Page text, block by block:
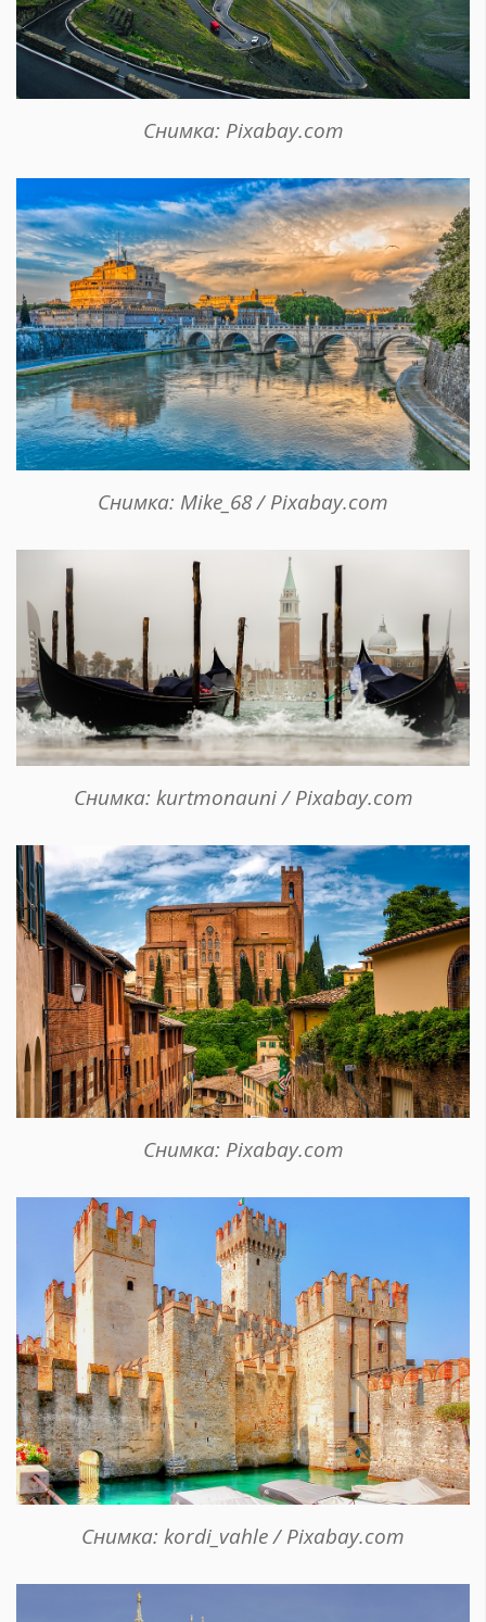
Снимка: Pixabay.com
Снимка: Mike_68 / Pixabay.com
Снимка: kurtmonauni / Pixabay.com
Снимка: Pixabay.com
Снимка: kordi_vahle / Pixabay.com